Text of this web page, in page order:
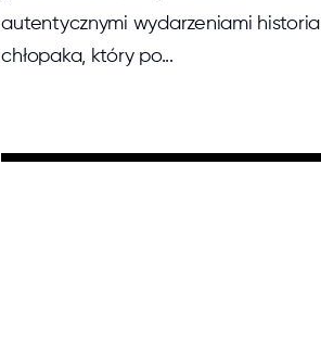
autentycznymi wydarzeniami historia
chłopaka, który po...